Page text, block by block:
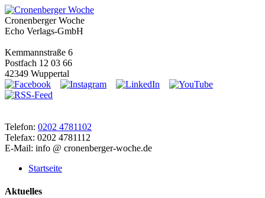
Cronenberger Woche
Echo Verlags-GmbH
Kemmannstraße 6
Postfach 12 03 66
42349 Wuppertal
Telefon: 0202 4781102
Telefax: 0202 4781112
E-Mail: info @ cronenberger-woche.de
Startseite
Aktuelles